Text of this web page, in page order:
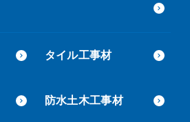
タイル工事材
防水土木工事材